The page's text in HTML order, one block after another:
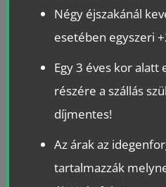
Négy éjszakánál
esetében egyszeri
Egy 3 éves kor alatt
részére a szállás
díjmentes!
Az árak az
tartalmazzák